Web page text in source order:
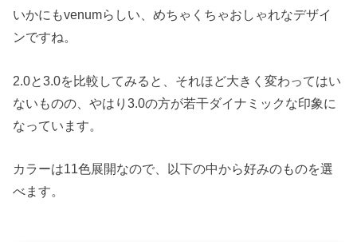
いかにもvenumらしい、めちゃくちゃおしゃれなデザイ
ンですね。
2.0と3.0を比較してみると、それほど大きく変わってはい
ないものの、やはり3.0の方が若干ダイナミックな印象に
なっています。
カラーは11色展開なので、以下の中から好みのものを選
べます。